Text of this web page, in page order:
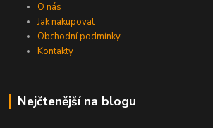
O nás
Jak nakupovat
Obchodní podmínky
Kontakty
Nejčtenější na blogu